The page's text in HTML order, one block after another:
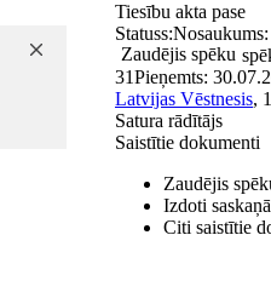
Tiesību akta pase
Nosaukums:
Statuss:
Zaudējis spēku
31Pieņemts:
Latvijas Vēstnesis,
Satura rādītājs
Saistītie dokumenti
Zaudējis
Izdoti
Citi saistītie